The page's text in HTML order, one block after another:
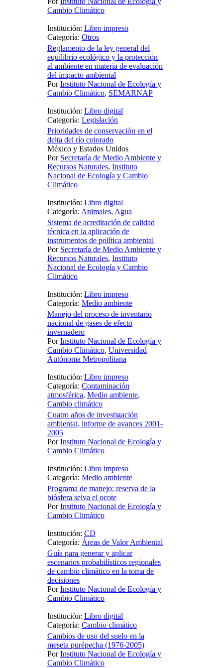
Cambio Climático
Institución: Libro impreso
Categoría: Otros
Reglamento de la ley general del
equilibrio ecológico y la protección
al ambiente en materia de evaluación
del impacto ambiental
PorInstituto Nacional de Ecología y
Cambio Climático, SEMARNAP
Institución: Libro digital
Categoría: Legislación
Prioridades de conservación en el
delta del río colorado
México y Estados Unidos
Por Secretaría de Medio Ambiente y
Recursos Naturales, Instituto
Nacional de Ecología y Cambio
Climático
Institución: Libro digital
Categoría: Animales, Agua
Sistema de acreditación de calidad
técnica en la aplicación de
instrumentos de política ambiental
Por Secretaría de Medio Ambiente y
Recursos Naturales, Instituto
Nacional de Ecología y Cambio
Climático
Institución: Libro impreso
Categoría: Medio ambiente
Manejo del proceso de inventario
nacional de gases de efecto
invernadero
PorInstituto Nacional de Ecología y
Cambio Climático, Universidad
Autónoma Metropolitana
Institución: Libro impreso
Categoría: Contaminación
atmosférica, Medio ambiente,
Cambio climático
Cuatro años de investigación
ambiental, informe de avances 2001-
2005
PorInstituto Nacional de Ecología y
Cambio Climático
Institución: Libro impreso
Categoría: Medio ambiente
Programa de manejo: reserva de la
biósfera selva el ocote
PorInstituto Nacional de Ecología y
Cambio Climático
Institución: CD
Categoría: Áreas de Valor Ambiental
Guía para generar y aplicar
escenarios probabilísticos regionales
de cambio climático en la toma de
decisiones
PorInstituto Nacional de Ecología y
Cambio Climático
Institución: Libro digital
Categoría: Cambio climático
Cambios de uso del suelo en la
meseta purépecha (1976-2005)
PorInstituto Nacional de Ecología y
Cambio Climático